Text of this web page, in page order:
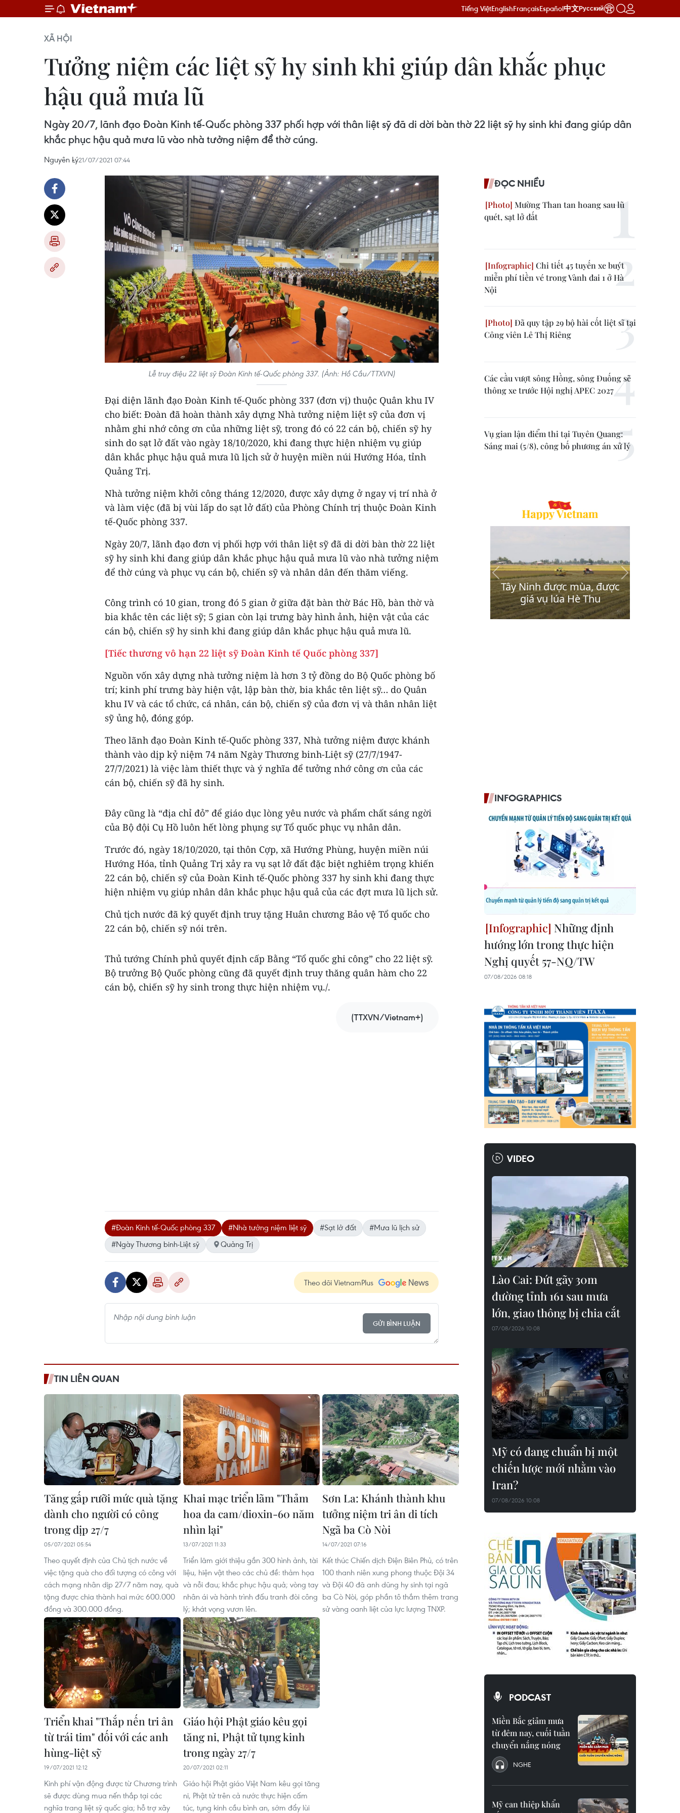
Tiếng ViệtEnglishFrançaisEspañol中文Русский
XÃ HỘI
Tưởng niệm các liệt sỹ hy sinh khi giúp dân khắc phục
hậu quả mưa lũ
Ngày 20/7, lãnh đạo Đoàn Kinh tế-Quốc phòng 337 phối hợp với thân liệt sỹ đã di dời bàn thờ 22 liệt sỹ hy sinh khi đang giúp dân
khắc phục hậu quả mưa lũ vào nhà tưởng niệm để thờ cúng.
Nguyên Lý21/07/2021 07:44
Lễ truy điệu 22 liệt sỹ Đoàn Kinh tế-Quốc phòng 337. (Ảnh: Hồ Cầu/TTXVN)
Đại diện lãnh đạo Đoàn Kinh tế-Quốc phòng 337 (đơn vị) thuộc Quân khu IV
cho biết: Đoàn đã hoàn thành xây dựng Nhà tưởng niệm liệt sỹ của đơn vị
nhằm ghi nhớ công ơn của những liệt sỹ, trong đó có 22 cán bộ, chiến sỹ hy
sinh do sạt lở đất vào ngày 18/10/2020, khi đang thực hiện nhiệm vụ giúp
dân khắc phục hậu quả mưa lũ lịch sử ở huyện miền núi Hướng Hóa, tỉnh
Quảng Trị.
Nhà tưởng niệm khởi công tháng 12/2020, được xây dựng ở ngay vị trí nhà ở
và làm việc (đã bị vùi lấp do sạt lở đất) của Phòng Chính trị thuộc Đoàn Kinh
tế-Quốc phòng 337.
Ngày 20/7, lãnh đạo đơn vị phối hợp với thân liệt sỹ đã di dời bàn thờ 22 liệt
sỹ hy sinh khi đang giúp dân khắc phục hậu quả mưa lũ vào nhà tưởng niệm
để thờ cúng và phục vụ cán bộ, chiến sỹ và nhân dân đến thăm viếng.
Công trình có 10 gian, trong đó 5 gian ở giữa đặt bàn thờ Bác Hồ, bàn thờ và
bia khắc tên các liệt sỹ; 5 gian còn lại trưng bày hình ảnh, hiện vật của các
cán bộ, chiến sỹ hy sinh khi đang giúp dân khắc phục hậu quả mưa lũ.
[Tiếc thương vô hạn 22 liệt sỹ Đoàn Kinh tế Quốc phòng 337]
Nguồn vốn xây dựng nhà tưởng niệm là hơn 3 tỷ đồng do Bộ Quốc phòng bố
trí; kinh phí trưng bày hiện vật, lập bàn thờ, bia khắc tên liệt sỹ… do Quân
khu IV và các tổ chức, cá nhân, cán bộ, chiến sỹ của đơn vị và thân nhân liệt
sỹ ủng hộ, đóng góp.
Theo lãnh đạo Đoàn Kinh tế-Quốc phòng 337, Nhà tưởng niệm được khánh
thành vào dịp kỷ niệm 74 năm Ngày Thương binh-Liệt sỹ (27/7/1947-
27/7/2021) là việc làm thiết thực và ý nghĩa để tưởng nhớ công ơn của các
cán bộ, chiến sỹ đã hy sinh.
Đây cũng là “địa chỉ đỏ” để giáo dục lòng yêu nước và phẩm chất sáng ngời
của Bộ đội Cụ Hồ luôn hết lòng phụng sự Tổ quốc phục vụ nhân dân.
Trước đó, ngày 18/10/2020, tại thôn Cợp, xã Hướng Phùng, huyện miền núi
Hướng Hóa, tỉnh Quảng Trị xảy ra vụ sạt lở đất đặc biệt nghiêm trọng khiến
22 cán bộ, chiến sỹ của Đoàn Kinh tế-Quốc phòng 337 hy sinh khi đang thực
hiện nhiệm vụ giúp nhân dân khắc phục hậu quả của các đợt mưa lũ lịch sử.
Chủ tịch nước đã ký quyết định truy tặng Huân chương Bảo vệ Tổ quốc cho
22 cán bộ, chiến sỹ nói trên.
Thủ tướng Chính phủ quyết định cấp Bằng “Tổ quốc ghi công” cho 22 liệt sỹ.
Bộ trưởng Bộ Quốc phòng cũng đã quyết định truy thăng quân hàm cho 22
cán bộ, chiến sỹ hy sinh trong thực hiện nhiệm vụ./.
(TTXVN/Vietnam+)
#Đoàn Kinh tế-Quốc phòng 337 #Nhà tưởng niệm liệt sỹ #Sạt lở đất
#Mưa lũ lịch sử
#Ngày Thương binh-Liệt sỹ
Quảng Trị
Theo dõi VietnamPlus
GỬI BÌNH LUẬN
TIN LIÊN QUAN
Tăng gấp rưỡi mức quà tặng
dành cho người có công
trong dịp 27/7
05/07/2021 05:54
Theo quyết định của Chủ tịch nước về
việc tặng quà cho đối tượng có công với
cách mạng nhân dịp 27/7 năm nay, quà
tặng được chia thành hai mức 600.000
đồng và 300.000 đồng.
Khai mạc triển lãm "Thảm
hoa da cam/dioxin-60 năm
nhìn lại"
13/07/2021 11:33
Triển lãm giới thiệu gần 300 hình ảnh, tài
liệu, hiện vật theo các chủ đề: thảm họa
và nỗi đau; khắc phục hậu quả; vòng tay
nhân ái và hành trình đấu tranh đòi công
lý; khát vọng vươn lên.
Sơn La: Khánh thành khu
tưởng niệm tri ân di tích
Ngã ba Cò Nòi
14/07/2021 07:16
Kết thúc Chiến dịch Điện Biên Phủ, có trên
100 thanh niên xung phong thuộc Đội 34
và Đội 40 đã anh dũng hy sinh tại ngã
ba Cò Nòi, góp phần tô thắm thêm trang
sử vàng oanh liệt của lực lượng TNXP.
Triển khai "Thắp nến tri ân
từ trái tim" đối với các anh
hùng-liệt sỹ
19/07/2021 12:12
Kinh phí vận động được từ Chương trình
sẽ được dùng mua nến thắp tại các
nghĩa trang liệt sỹ quốc gia; hỗ trợ xây
Giáo hội Phật giáo kêu gọi
tăng ni, Phật tử tụng kinh
trong ngày 27/7
20/07/2021 02:11
Giáo hội Phật giáo Việt Nam kêu gọi tăng
ni, Phật tử trên cả nước thực hiện cấm
túc, tụng kinh cầu bình an, sớm đẩy lùi
ĐỌC NHIỀU
Mường Than tan hoang sau lũ
quét, sạt lở đất
Chi tiết 45 tuyến xe buýt
miễn phí tiền vé trong Vành đai 1 ở Hà
Nội
Đã quy tập 29 bộ hài cốt liệt sĩ tại
Công viên Lê Thị Riêng
Các cầu vượt sông Hồng, sông Đuống sẽ
thông xe trước Hội nghị APEC 2027
Vụ gian lận điểm thi tại Tuyên Quang:
Sáng mai (5/8), công bố phương án xử lý
INFOGRAPHICS
Những định
hướng lớn trong thực hiện
Nghị quyết 57-NQ/TW
07/08/2026 08:18
VIDEO
Lào Cai: Đứt gãy 30m
đường tỉnh 161 sau mưa
lớn, giao thông bị chia cắt
07/08/2026 10:08
Mỹ có đang chuẩn bị một
chiến lược mới nhằm vào
Iran?
07/08/2026 10:08
PODCAST
Miền Bắc giảm mưa
từ đêm nay, cuối tuần
chuyển nắng nóng
NGHE
Mỹ can thiệp khẩn